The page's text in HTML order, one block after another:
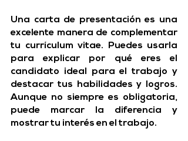
Una carta de presentación es una
excelente manera de complementar
tu currículum vitae. Puedes usarla
para explicar por qué eres el
candidato ideal para el trabajo y
destacar tus habilidades y logros.
Aunque no siempre es obligatoria,
puede marcar la diferencia y
mostrar tu interés en el trabajo.